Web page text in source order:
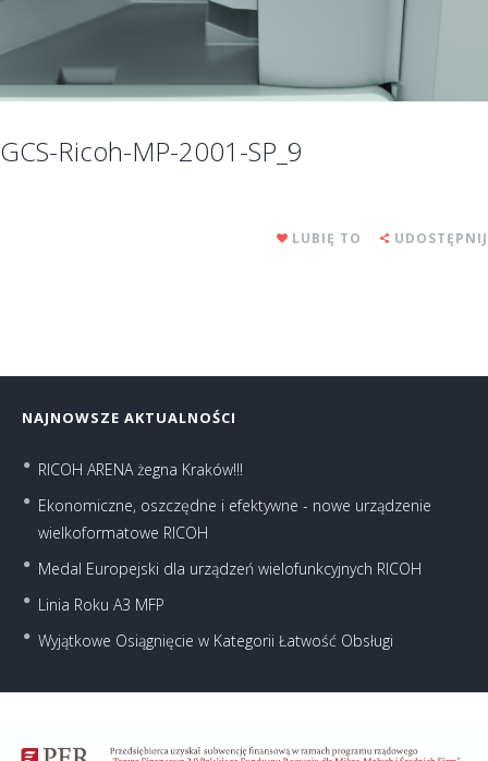
GCS-Ricoh-MP-2001-SP_9
LUBIĘ TO UDOSTĘPNIJ
NAJNOWSZE AKTUALNOŚCI
RICOH ARENA żegna Kraków!!!
Ekonomiczne, oszczędne i efektywne - nowe urządzenie
wielkoformatowe RICOH
Medal Europejski dla urządzeń wielofunkcyjnych RICOH
Linia Roku A3 MFP
Wyjątkowe Osiągnięcie w Kategorii Łatwość Obsługi